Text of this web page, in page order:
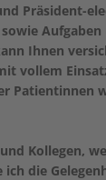
Präsident-
Aufgaben
Ihnen
vollem
Patientinnen
Kollegen,
die